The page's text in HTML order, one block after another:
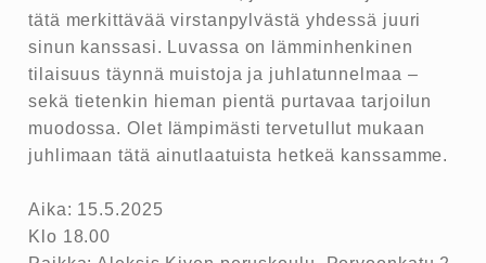
tätä merkittävää virstanpylvästä yhdessä juuri
sinun kanssasi. Luvassa on lämminhenkinen
tilaisuus täynnä muistoja ja juhlatunnelmaa –
sekä tietenkin hieman pientä purtavaa tarjoilun
muodossa. Olet lämpimästi tervetullut mukaan
juhlimaan tätä ainutlaatuista hetkeä kanssamme.
Aika: 15.5.2025
Klo 18.00